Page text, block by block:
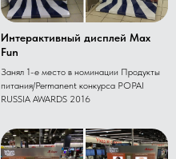
Интерактивный дисплей Max
Fun
Занял 1-е место в номинации Продукты
питания/Permanent конкурса POPAI
RUSSIA AWARDS 2016